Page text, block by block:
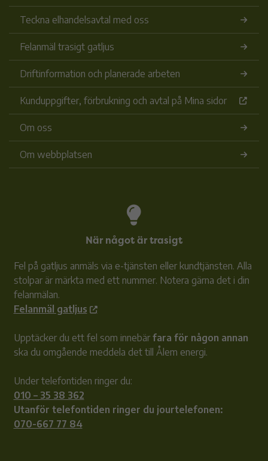
Teckna elhandelsavtal med oss
Felanmäl trasigt gatljus
Driftinformation och planerade arbeten
Kunduppgifter, förbrukning och avtal på Mina sidor
Om oss
Om webbplatsen
När något är trasigt
Fel på gatljus anmäls via e-tjänsten eller kundtjänsten. Alla
stolpar är märkta med ett nummer. Notera gärna det i din
felanmälan.
Felanmäl gatljus
Upptäcker du ett fel som innebär fara för någon annan
ska du omgående meddela det till Ålem energi.
Under telefontiden ringer du:
010 – 35 38 362
Utanför telefontiden ringer du jourtelefonen:
070-667 77 84